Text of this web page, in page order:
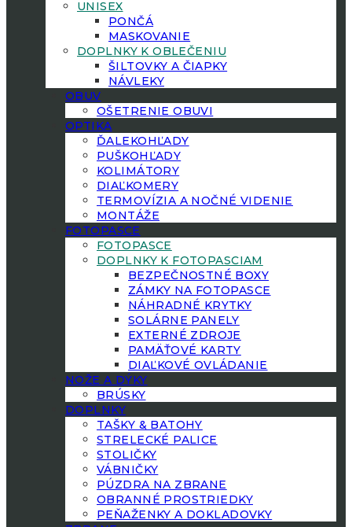
UNISEX
PONČÁ
MASKOVANIE
DOPLNKY K OBLEČENIU
ŠILTOVKY A ČIAPKY
NÁVLEKY
OBUV
OŠETRENIE OBUVI
OPTIKA
ĎALEKOHĽADY
PUŠKOHĽADY
KOLIMÁTORY
DIAĽKOMERY
TERMOVÍZIA A NOČNÉ VIDENIE
MONTÁŽE
FOTOPASCE
FOTOPASCE
DOPLNKY K FOTOPASCIAM
BEZPEČNOSTNÉ BOXY
ZÁMKY NA FOTOPASCE
NÁHRADNÉ KRYTKY
SOLÁRNE PANELY
EXTERNÉ ZDROJE
PAMÄŤOVÉ KARTY
DIAĽKOVÉ OVLÁDANIE
NOŽE A DÝKY
BRÚSKY
DOPLNKY
TAŠKY & BATOHY
STRELECKÉ PALICE
STOLIČKY
VÁBNIČKY
PÚZDRA NA ZBRANE
OBRANNÉ PROSTRIEDKY
PEŇAŽENKY A DOKLADOVKY